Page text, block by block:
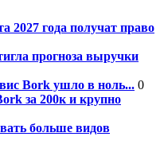
2027 года получат право
прогноза выручки
Bork ушло в ноль... 0
за 200к и крупно
больше видов